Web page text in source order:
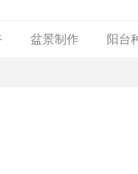
盆景制作 阳台